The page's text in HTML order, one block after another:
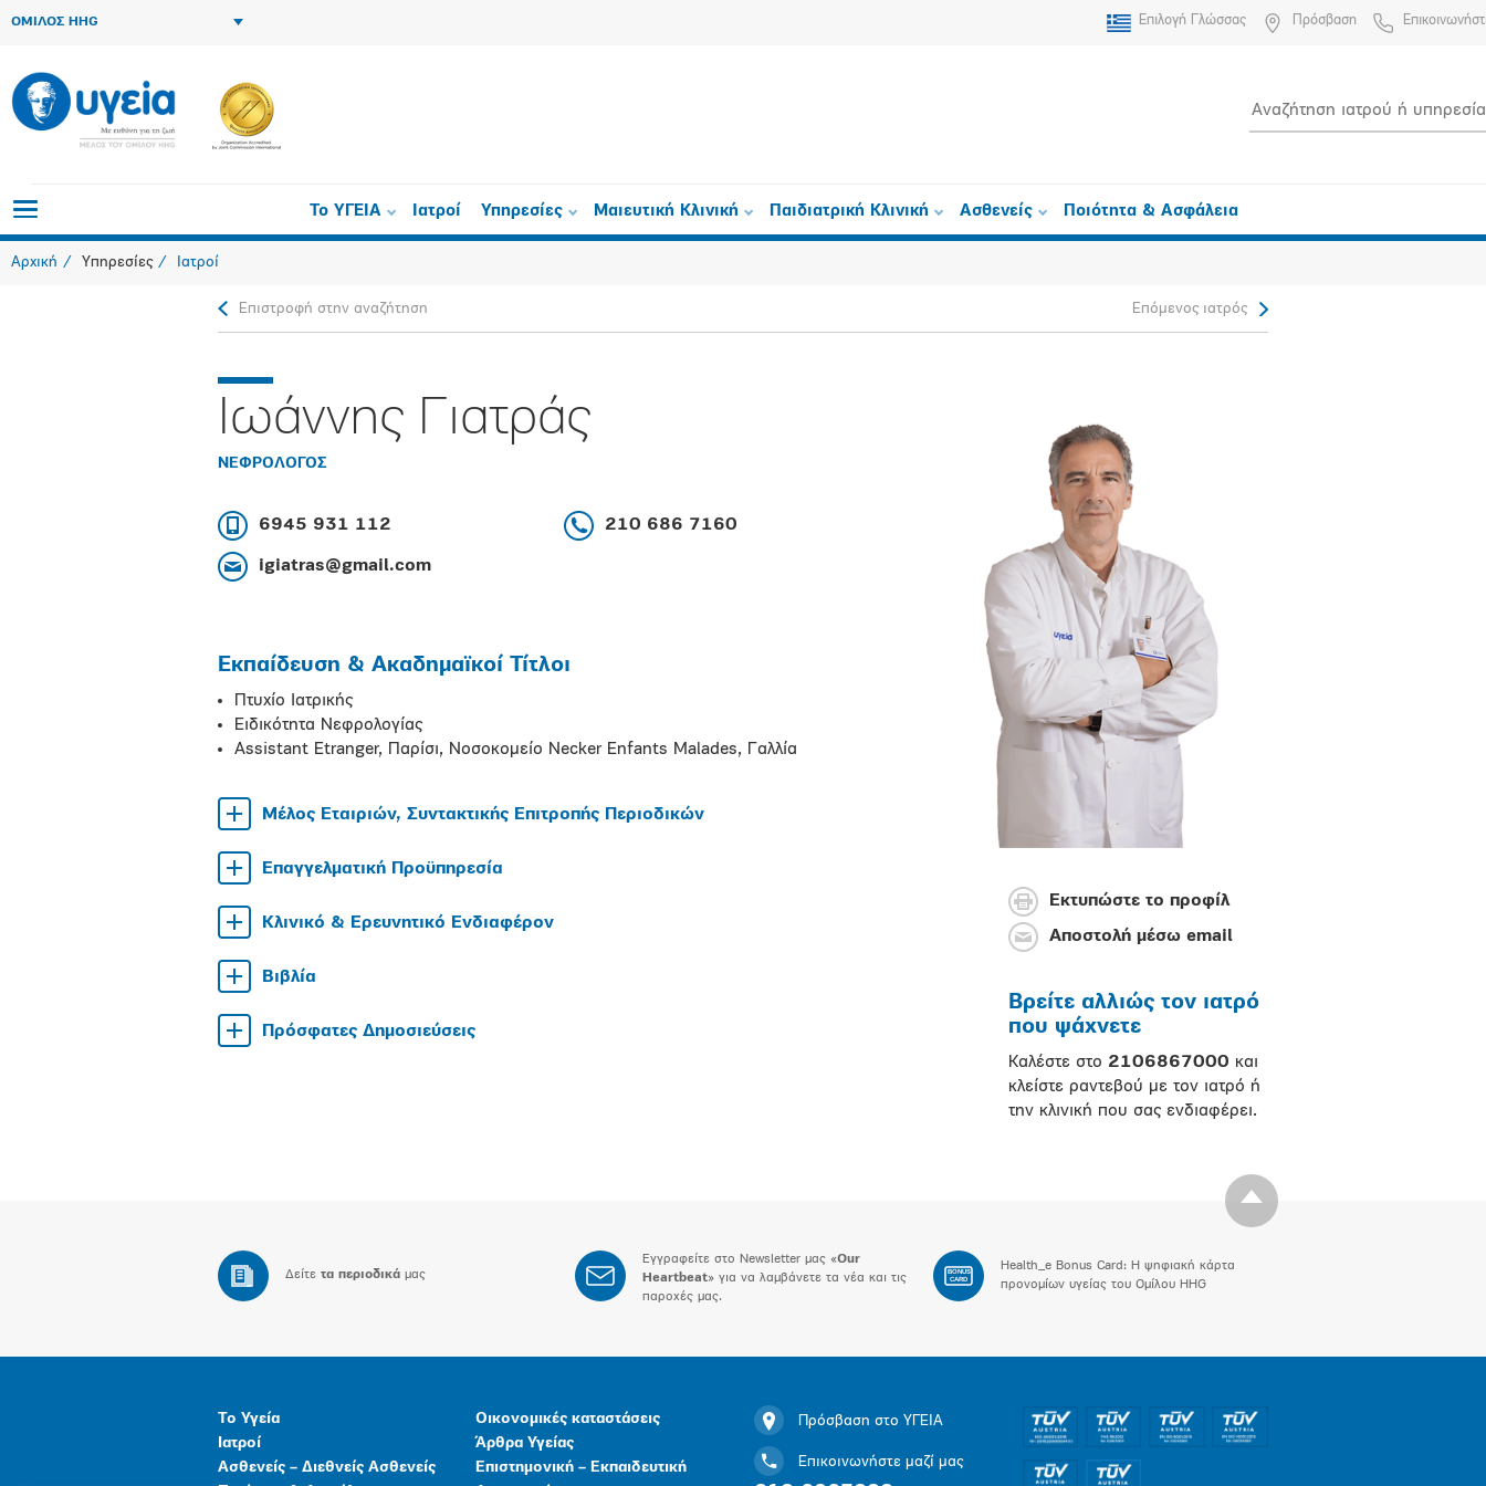
ΟΜΙΛΟΣ HHG Επιλογή Γλώσσας Πρόσβαση
Το ΥΓΕΙΑ Ιατροί Υπηρεσίες Μαιευτική Κλινική Παιδιατρική Κλινική Ασθενείς Ποιότητα & Ασφάλεια
Αρχική Υπηρεσίες Ιατροί
Επιστροφή στην αναζήτηση Επόμενος ιατρός
Ιωάννης Γιατράς
ΝΕΦΡΟΛΟΓΟΣ
6945 931 112 210 686 7160
igiatras@gmail.com
Εκπαίδευση & Ακαδημαϊκοί Τίτλοι
Πτυχίο Ιατρικής
Ειδικότητα Νεφρολογίας
Assistant Etranger, Παρίσι, Νοσοκομείο Necker Enfants Malades, Γαλλία
Μέλος Εταιριών, Συντακτικής Επιτροπής Περιοδικών
Επαγγελματική Προϋπηρεσία
Κλινικό & Ερευνητικό Ενδιαφέρον
Βιβλία
Πρόσφατες Δημοσιεύσεις
Εκτυπώστε το προφίλ
Αποστολή μέσω email
Βρείτε αλλιώς τον ιατρό
που ψάχνετε
Καλέστε στο 2106867000 και
κλείστε ραντεβού με τον ιατρό ή
την κλινική που σας ενδιαφέρει.
Δείτε τα περιοδικά μας
Εγγραφείτε στο Newsletter μας «Our
Heartbeat» για να λαμβάνετε τα νέα και τις
παροχές μας.
BONUS
CARD
Health_e Bonus Card: H ψηφιακή κάρτα
προνομίων υγείας του Ομίλου HHG
Το Υγεία
Ιατροί
Ασθενείς – Διεθνείς Ασθενείς
Οικονομικές καταστάσεις
Άρθρα Υγείας
Επιστημονική – Εκπαιδευτική
Πρόσβαση στο ΥΓΕΙΑ
Επικοινωνήστε μαζί μας